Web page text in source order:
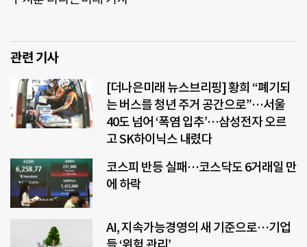
관련 기사
[더나은미래 뉴스브리핑] 황희 “폐기되
는 버스를 청년 주거 공간으로”…서울
40도 넘어 ‘폭염 입추’…삼성전자 오르
고 SK하이닉스 내렸다
코스피 반등 실패…코스닥도 6거래일 만
에 하락
AI, 지속가능경영의 새 기준으로…기업